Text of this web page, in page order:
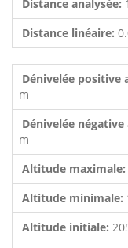
Distance analysée:
Distance linéaire:
Dénivelée positive
m
Dénivelée négative
m
Altitude maximale:
Altitude minimale:
Altitude initiale: